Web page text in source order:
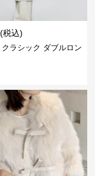
(税込)
ラシック ダブルロン